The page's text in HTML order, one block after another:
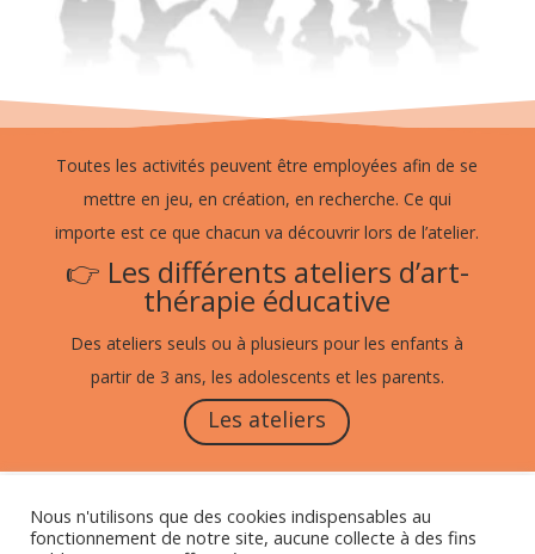
Toutes les activités peuvent être employées afin de se
mettre en jeu, en création, en recherche. Ce qui
importe est ce que chacun va découvrir lors de l’atelier.
👉 Les différents ateliers d’art-
thérapie éducative
Des ateliers seuls ou à plusieurs pour les enfants à
partir de 3 ans, les adolescents et les parents.
Les ateliers
Mentions légales et politique de confidentialité
Nous n'utilisons que des cookies indispensables au
fonctionnement de notre site, aucune collecte à des fins